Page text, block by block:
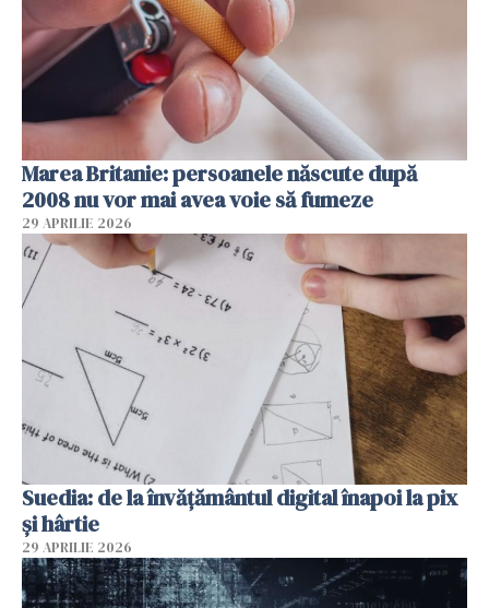
Marea Britanie: persoanele născute după
2008 nu vor mai avea voie să fumeze
29 APRILIE 2026
Suedia: de la învățământul digital înapoi la pix
și hârtie
29 APRILIE 2026